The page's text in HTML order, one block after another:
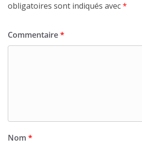
obligatoires sont indiqués avec*
Commentaire*
Nom *